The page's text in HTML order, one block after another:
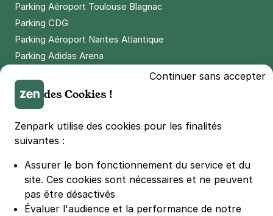
Parking Aéroport Toulouse Blagnac
Parking CDG
Parking Aéroport Nantes Atlantique
Parking Adidas Arena
Parking LDLC Arena
Parking Stade Pierre Mauroy
Parking Groupama Stadium
Parking Vélodrome
Parking Bercy
Parking La Défense Arena
Parking Les 4 temps
Continuer sans accepter
des Cookies !
Zenpark utilise des cookies pour les finalités
suivantes :
Assurer le bon fonctionnement du service et du
site. Ces cookies sont nécessaires et ne peuvent
pas être désactivés
Évaluer l'audience et la performance de notre